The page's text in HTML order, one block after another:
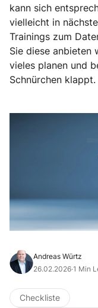
kann sich
vielleicht in
Trainings zum
Sie diese anbieten
vieles planen und
Schnürchen klappt.
Andreas Würtz
26.02.2026·1 Min
Checkliste